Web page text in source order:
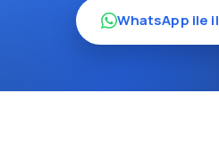
WhatsApp ile